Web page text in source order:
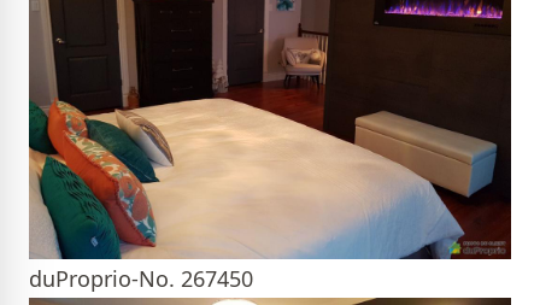
duProprio-No. 267450